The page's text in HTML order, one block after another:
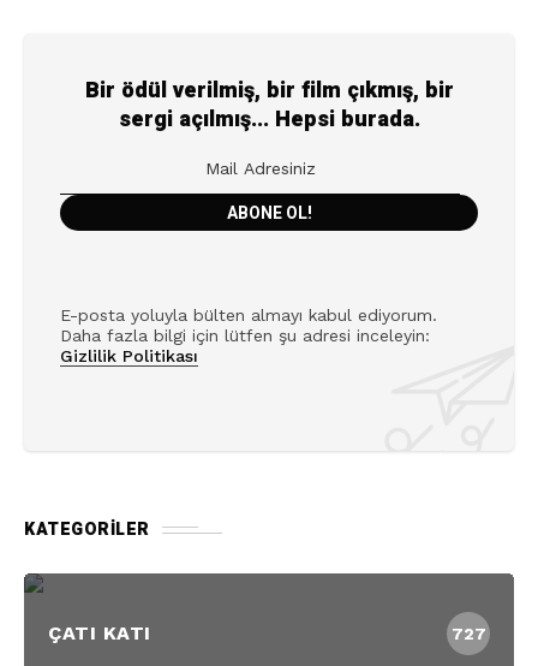
Bir ödül verilmiş, bir film çıkmış, bir
sergi açılmış... Hepsi burada.
E-posta yoluyla bülten almayı kabul ediyorum.
Daha fazla bilgi için lütfen şu adresi inceleyin:
Gizlilik Politikası
KATEGORILER
ÇATI KATI 727